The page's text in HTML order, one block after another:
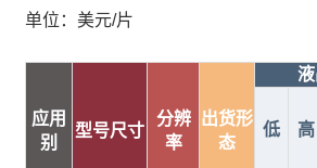
单位：美元/片
应用
别
型号尺寸
分辨
率
出货形
态
低 高